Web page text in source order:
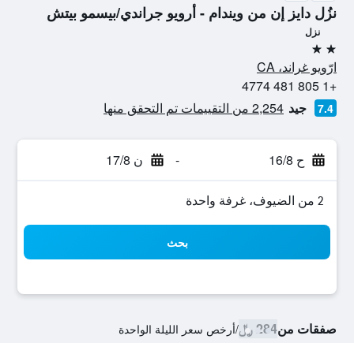
نزُل دايز إن من ويندام - أرويو جراندي/بيسمو بيتش
نزل
2 نجمتين
ارّويو غراند، CA
+1 805 481 4774
7.4 جيد 2,254 من التقييمات تم التحقق منها
ح 16/8 - ن 17/8
2 من الضيوف، غرفة واحدة
بحث
صفقات من284 ﷼ /أرخص سعر الليلة الواحدة